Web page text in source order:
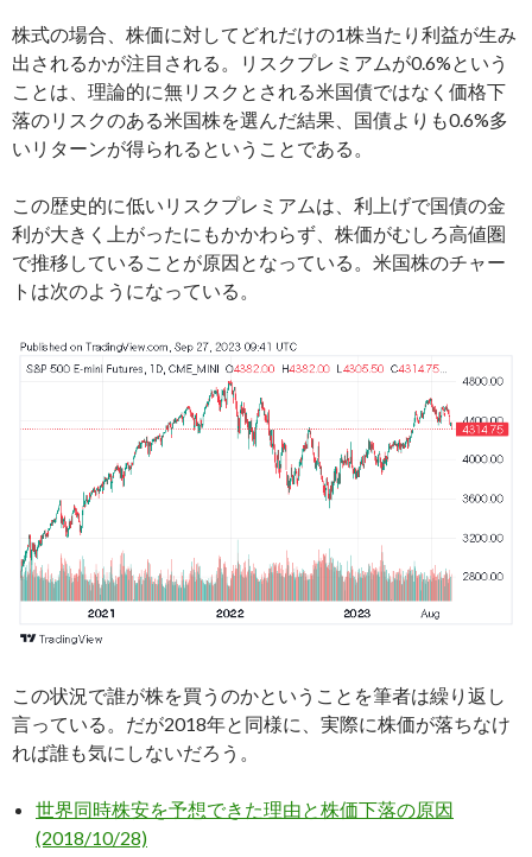
株式の場合、株価に対してどれだけの1株当たり利益が生み
出されるかが注目される。リスクプレミアムが0.6%という
ことは、理論的に無リスクとされる米国債ではなく価格下
落のリスクのある米国株を選んだ結果、国債よりも0.6%多
いリターンが得られるということである。
この歴史的に低いリスクプレミアムは、利上げで国債の金
利が大きく上がったにもかかわらず、株価がむしろ高値圏
で推移していることが原因となっている。米国株のチャー
トは次のようになっている。
この状況で誰が株を買うのかということを筆者は繰り返し
言っている。だが2018年と同様に、実際に株価が落ちなけ
れば誰も気にしないだろう。
世界同時株安を予想できた理由と株価下落の原因
(2018/10/28)